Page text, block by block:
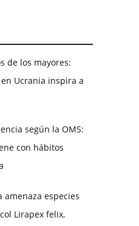
de los mayores:
Ucrania inspira a
según la OMS:
con hábitos
especies
Lirapex felix,